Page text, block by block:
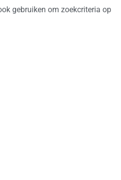
gebruiken om zoekcriteria op